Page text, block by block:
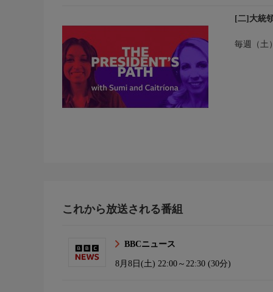
[二]大統
毎週（土
これから放送される番組
BBCニュース
8月8日(土) 22:00～22:30 (30分)